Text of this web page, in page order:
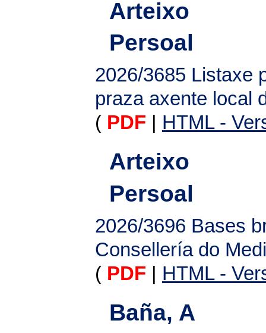
Arteixo
Persoal
2026/3685 Listaxe
praza axente local
( PDF HTML -
Arteixo
Persoal
2026/3696 Bases
Consellería do
( PDF HTML -
Baña, A